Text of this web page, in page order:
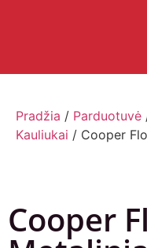
Pradžia / Parduotuvė
Kauliukai / Cooper
Cooper